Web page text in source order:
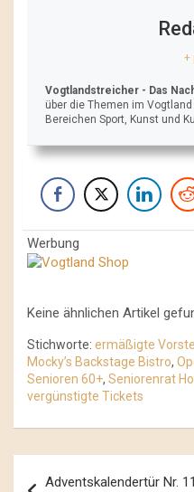
+
Vogtlandstreicher - Das
über die Themen im
Bereichen Sport, Kunst und
Werbung
Keine ähnlichen Artikel
Stichworte: ermäßigte
Mocky’s Backstage Bistro,
Senioren 60+, Seniorenrat
vergünstigte Tickets
Adventskalendertür Nr.